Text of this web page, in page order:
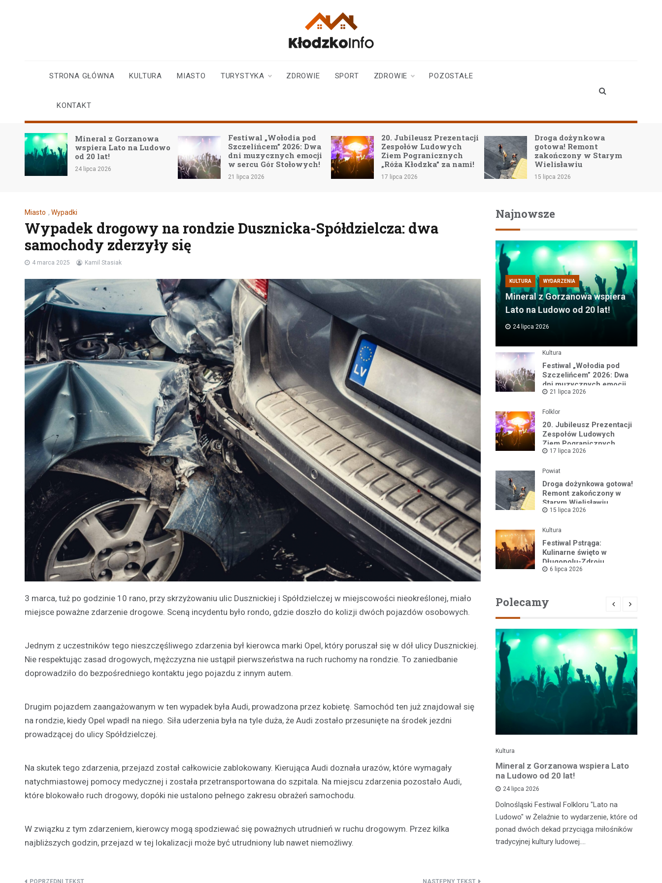
STRONA GŁÓWNA KULTURA MIASTO TURYSTYKA ZDROWIE SPORT ZDROWIE POZOSTAŁE
KONTAKT
Mineral z Gorzanowa
wspiera Lato na Ludowo
od 20 lat!
24 lipca 2026
Festiwal „Wołodia pod
Szczelińcem” 2026: Dwa
dni muzycznych emocji
w sercu Gór Stołowych!
21 lipca 2026
20. Jubileusz Prezentacji
Zespołów Ludowych
Ziem Pogranicznych
„Róża Kłodzka” za nami!
17 lipca 2026
Droga dożynkowa
gotowa! Remont
zakończony w Starym
Wielisławiu
15 lipca 2026
Miasto , Wypadki
Wypadek drogowy na rondzie Dusznicka-Spółdzielcza: dwa
samochody zderzyły się
4 marca 2025 Kamil Stasiak
3 marca, tuż po godzinie 10 rano, przy skrzyżowaniu ulic Dusznickiej i Spółdzielczej w miejscowości nieokreślonej, miało
miejsce poważne zdarzenie drogowe. Sceną incydentu było rondo, gdzie doszło do kolizji dwóch pojazdów osobowych.
Jednym z uczestników tego nieszczęśliwego zdarzenia był kierowca marki Opel, który poruszał się w dół ulicy Dusznickiej.
Nie respektując zasad drogowych, mężczyzna nie ustąpił pierwszeństwa na ruch ruchomy na rondzie. To zaniedbanie
doprowadziło do bezpośredniego kontaktu jego pojazdu z innym autem.
Drugim pojazdem zaangażowanym w ten wypadek była Audi, prowadzona przez kobietę. Samochód ten już znajdował się
na rondzie, kiedy Opel wpadł na niego. Siła uderzenia była na tyle duża, że Audi zostało przesunięte na środek jezdni
prowadzącej do ulicy Spółdzielczej.
Na skutek tego zdarzenia, przejazd został całkowicie zablokowany. Kierująca Audi doznała urazów, które wymagały
natychmiastowej pomocy medycznej i została przetransportowana do szpitala. Na miejscu zdarzenia pozostało Audi,
które blokowało ruch drogowy, dopóki nie ustalono pełnego zakresu obrażeń samochodu.
W związku z tym zdarzeniem, kierowcy mogą spodziewać się poważnych utrudnień w ruchu drogowym. Przez kilka
najbliższych godzin, przejazd w tej lokalizacji może być utrudniony lub nawet niemożliwy.
Najnowsze
KULTURA WYDARZENIA
Mineral z Gorzanowa wspiera
Lato na Ludowo od 20 lat!
24 lipca 2026
Kultura
Festiwal „Wołodia pod
Szczelińcem” 2026: Dwa
dni muzycznych emocji
w sercu Gór Stołowych!
21 lipca 2026
Folklor
20. Jubileusz Prezentacji
Zespołów Ludowych
Ziem Pogranicznych
„Róża Kłodzka” za nami!
17 lipca 2026
Powiat
Droga dożynkowa gotowa!
Remont zakończony w
Starym Wielisławiu
15 lipca 2026
Kultura
Festiwal Pstrąga:
Kulinarne święto w
Długopolu-Zdroju
przyciągnęło tłumy
6 lipca 2026
Polecamy
Festiwal Pstrąga: Kulinarne święto w
Długopolu-Zdroju przyciągnęło
tłumy
6 lipca 2026
miejscem radosnego spotkania
mieszkańców i turystów, którzy przybyli,
Kultura
Mineral z Gorzanowa wspiera Lato
na Ludowo od 20 lat!
24 lipca 2026
Dolnośląski Festiwal Folkloru "Lato na
Ludowo" w Żelaźnie to wydarzenie, które od
ponad dwóch dekad przyciąga miłośników
tradycyjnej kultury ludowej.…